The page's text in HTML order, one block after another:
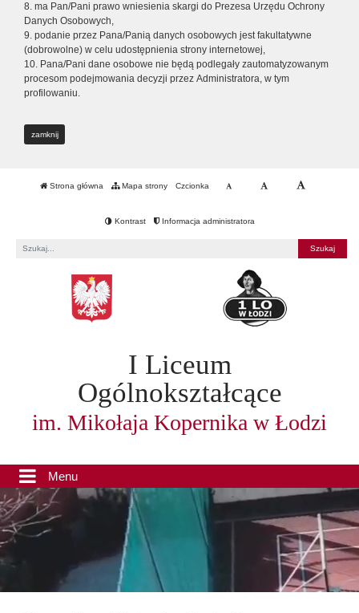
8. ma Pan/Pani prawo wniesienia skargi do Prezesa Urzędu Ochrony
Danych Osobowych,
9. podanie przez Pana/Panią danych osobowych jest fakultatywne
(dobrowolne) w celu udostępnienia strony internetowej,
10. Pana/Pani dane osobowe nie będą podlegały zautomatyzowanym
procesom podejmowania decyzji przez Administratora, w tym
profilowaniu.
zamknij
Strona główna Mapa strony Czcionka
Kontrast Informacja administratora
I Liceum
Ogólnokształcące
im. Mikołaja Kopernika w Łodzi
Menu